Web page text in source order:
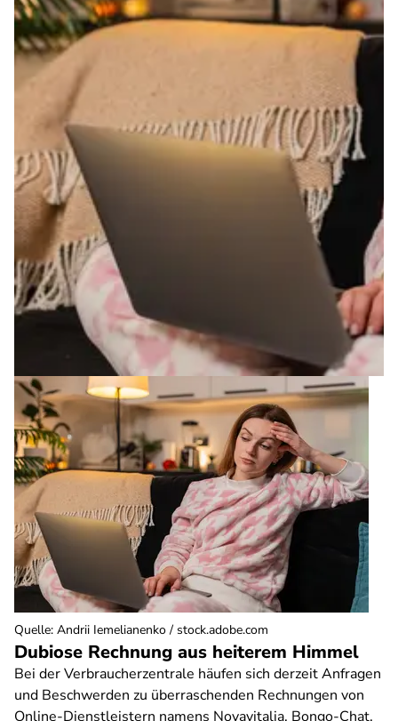
Dubiose Rechnung aus heiterem Himmel
Bei der Verbraucherzentrale häufen sich derzeit Anfragen
und Beschwerden zu überraschenden Rechnungen von
Online-Dienstleistern namens Novavitalia, Bongo-Chat,
Quelle: Andrii Iemelianenko / stock.adobe.com